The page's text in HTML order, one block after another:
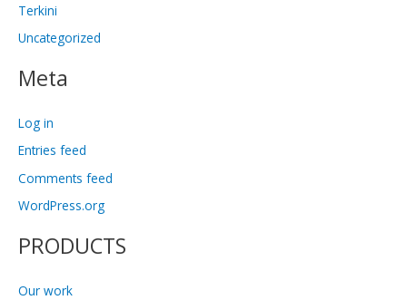
Terkini
Uncategorized
Meta
Log in
Entries feed
Comments feed
WordPress.org
PRODUCTS
Our work